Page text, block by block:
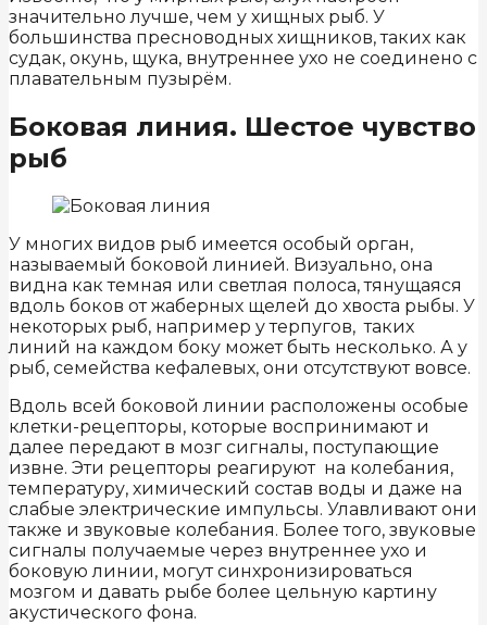
значительно лучше, чем у хищных рыб. У
большинства пресноводных хищников, таких как
судак, окунь, щука, внутреннее ухо не соединено с
плавательным пузырём.
Боковая линия. Шестое чувство
рыб
У многих видов рыб имеется особый орган,
называемый боковой линией. Визуально, она
видна как темная или светлая полоса, тянущаяся
вдоль боков от жаберных щелей до хвоста рыбы. У
некоторых рыб, например у терпугов, таких
линий на каждом боку может быть несколько. А у
рыб, семейства кефалевых, они отсутствуют вовсе.
Вдоль всей боковой линии расположены особые
клетки-рецепторы, которые воспринимают и
далее передают в мозг сигналы, поступающие
извне. Эти рецепторы реагируют на колебания,
температуру, химический состав воды и даже на
слабые электрические импульсы. Улавливают они
также и звуковые колебания. Более того, звуковые
сигналы получаемые через внутреннее ухо и
боковую линии, могут синхронизироваться
мозгом и давать рыбе более цельную картину
акустического фона.